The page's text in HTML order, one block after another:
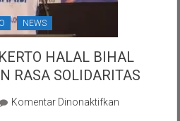
NEWS
HALAL BIHAL
RASA SOLIDARITAS
Komentar Dinonaktifkan